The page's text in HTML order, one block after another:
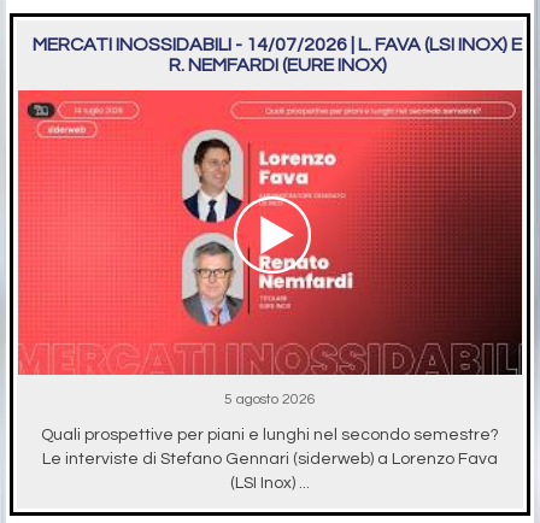
MERCATI INOSSIDABILI - 14/07/2026 | L. FAVA (LSI INOX) E
R. NEMFARDI (EURE INOX)
5 agosto 2026
Quali prospettive per piani e lunghi nel secondo semestre?
Le interviste di Stefano Gennari (siderweb) a Lorenzo Fava
(LSI Inox) ...